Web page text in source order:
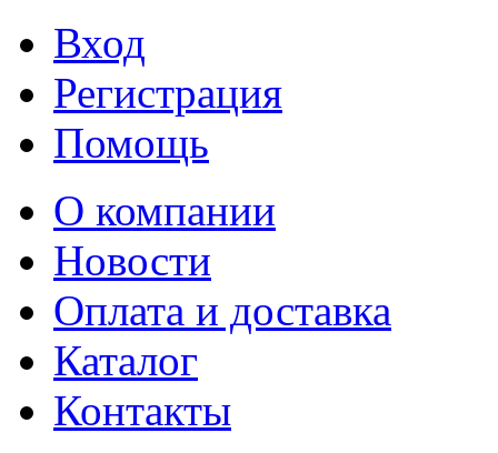
Вход
Регистрация
Помощь
О компании
Новости
Оплата и доставка
Каталог
Контакты